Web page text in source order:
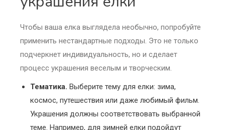
Чтобы ваша елка выглядела необычно, попробуйте
применить нестандартные подходы. Это не только
подчеркнет индивидуальность, но и сделает
процесс украшения веселым и творческим.
Тематика. Выберите тему для елки: зима,
космос, путешествия или даже любимый фильм.
Украшения должны соответствовать выбранной
теме. Например, для зимней елки подойдут